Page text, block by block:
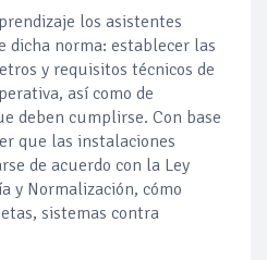
los asistentes
dicha norma: establecer las
y requisitos técnicos de
así como de
deben cumplirse. Con base
que las instalaciones
de acuerdo con la Ley
y Normalización, cómo
sistemas contra